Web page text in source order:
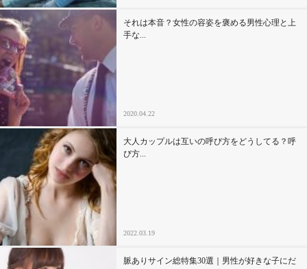
それは本音？女性の容姿を褒める男性心理と上
手な...
2020.04.22
大人カップルは互いの呼び方をどうしてる？呼
び方...
2022.03.19
脈ありサイン総特集30選｜男性が好きな子にだ